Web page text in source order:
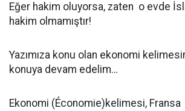
Eğer hakim oluyorsa, zaten o evde
hakim olmamıştır!
Yazımıza konu olan ekonomi
konuya devam edelim…
Ekonomi (Économie)kelimesi, Fransa